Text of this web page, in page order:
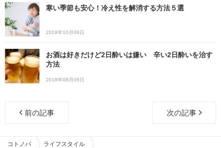
寒い季節も安心！冷え性を解消する方法５選
2018年10月08日
お酒は好きだけど2日酔いは嫌い 辛い2日酔いを治す
方法
2018年08月06日
前の記事 次の記事
コトノバ ライフスタイル